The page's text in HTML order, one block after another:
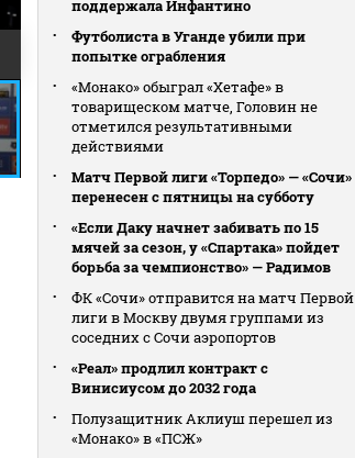
поддержала Инфантино
Футболиста в Уганде убили при
попытке ограбления
«Монако» обыграл «Хетафе» в
товарищеском матче, Головин не
отметился результативными
действиями
Матч Первой лиги «Торпедо» — «Сочи»
перенесен с пятницы на субботу
«Если Даку начнет забивать по 15
мячей за сезон, у «Спартака» пойдет
борьба за чемпионство» — Радимов
ФК «Сочи» отправится на матч Первой
лиги в Москву двумя группами из
соседних с Сочи аэропортов
«Реал» продлил контракт с
Винисиусом до 2032 года
Полузащитник Аклиуш перешел из
«Монако» в «ПСЖ»